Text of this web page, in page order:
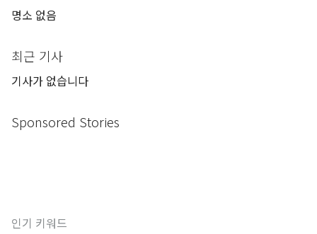
명소 없음
최근 기사
기사가 없습니다
Sponsored Stories
인기 키워드